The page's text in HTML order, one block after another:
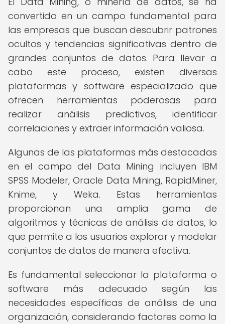
convertido en un campo fundamental para
las empresas que buscan descubrir patrones
ocultos y tendencias significativas dentro de
grandes conjuntos de datos. Para llevar a
cabo este proceso, existen diversas
plataformas y software especializado que
ofrecen herramientas poderosas para
realizar análisis predictivos, identificar
correlaciones y extraer información valiosa.
Algunas de las plataformas más destacadas
en el campo del Data Mining incluyen IBM
SPSS Modeler, Oracle Data Mining, RapidMiner,
Knime, y Weka. Estas herramientas
proporcionan una amplia gama de
algoritmos y técnicas de análisis de datos, lo
que permite a los usuarios explorar y modelar
conjuntos de datos de manera efectiva.
Es fundamental seleccionar la plataforma o
software más adecuado según las
necesidades específicas de análisis de una
organización, considerando factores como la